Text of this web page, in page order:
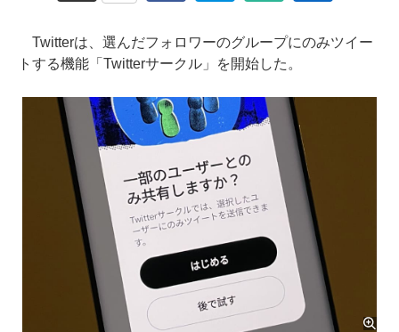
Twitterは、選んだフォロワーのグループにのみツイー
トする機能「Twitterサークル」を開始した。